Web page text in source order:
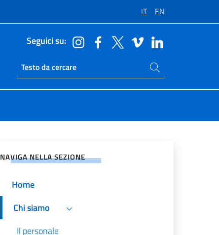
IT EN
Seguici su:
Ricerca sito live
Cerca nel sito
NAVIGA NELLA SEZIONE
Home
Chi siamo
Il personale